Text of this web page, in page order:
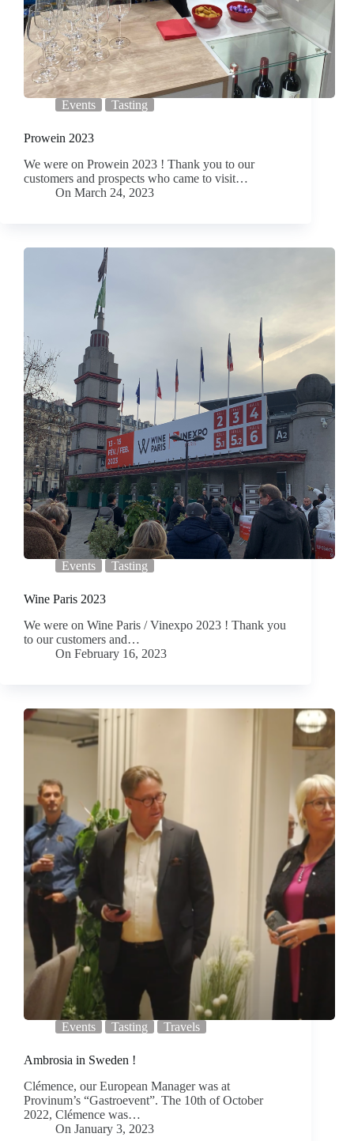
Events Tasting
Prowein 2023
We were on Prowein 2023 ! Thank you to our
customers and prospects who came to visit…
On March 24, 2023
Events Tasting
Wine Paris 2023
We were on Wine Paris / Vinexpo 2023 ! Thank you
to our customers and…
On February 16, 2023
Events Tasting Travels
Ambrosia in Sweden !
Clémence, our European Manager was at
Provinum’s “Gastroevent”. The 10th of October
2022, Clémence was…
On January 3, 2023